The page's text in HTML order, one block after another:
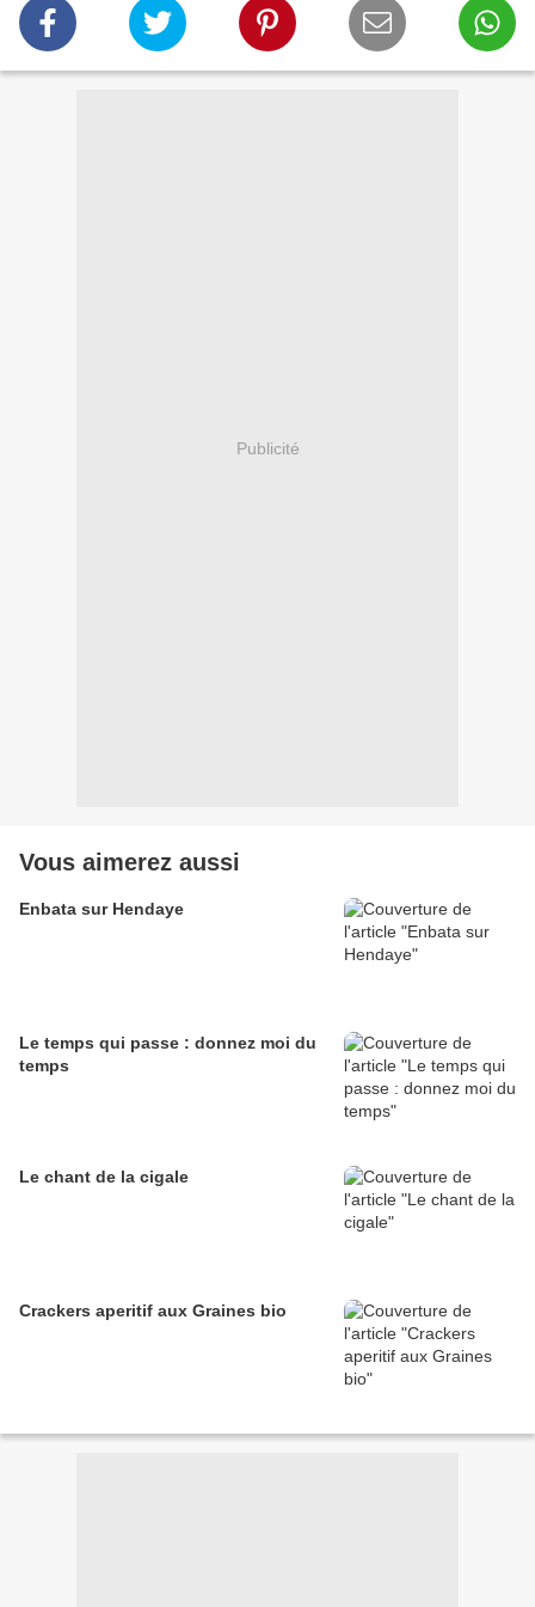
Publicité
Vous aimerez aussi
Enbata sur Hendaye
Le temps qui passe : donnez moi du
temps
Le chant de la cigale
Crackers aperitif aux Graines bio